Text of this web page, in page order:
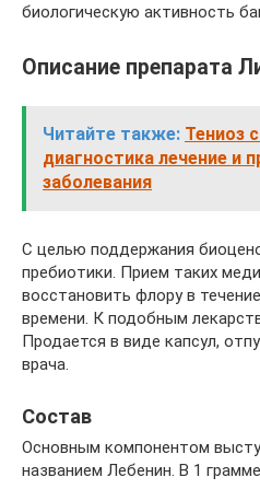
биологическую активность
Описание препарата
Читайте также: Тениоз
диагностика лечение и
заболевания
С целью поддержания
пребиотики. Прием таких
восстановить флору в
времени. К подобным
Продается в виде капсул,
врача.
Состав
Основным компонентом
названием Лебенин. В 1